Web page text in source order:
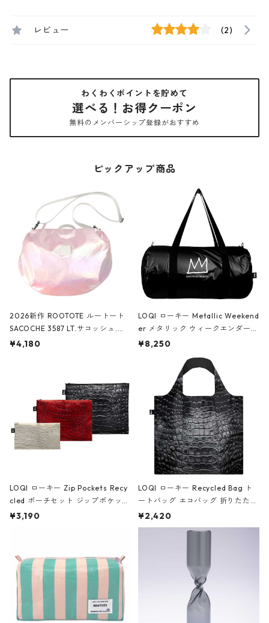
レビュー (2)
わくわくポイントを貯めて
選べる！お得クーポン
無料のメンバーシップ登録がおすすめ
ピックアップ商品
2026新作 ROOTOTE ルートート
SACOCHE 3587 LT.サコッシュ.ル
ミエ-B ショルダーバッグ グロスピ
¥4,180
LOQI ローキー Metallic Weekend
er メタリック ウィークエンダー
ボストンバッグ ショルダーバッグ
Black ジャン=ミッシェル・バスキ
ア/クラウン ブラック
¥8,250
LOQI ローキー Zip Pockets Recy
cled ポーチセット ジップポケット
ファスナーポーチ 撥水加工 トラベ
ーガンディー、オフホワイト
¥3,190
LOQI ローキー Recycled Bag ト
ートバッグ エコバッグ 折りたたみ
大きめ 撥水加工 収納ポーチ CRO
CODILE/Black クロコダイル/ブラ
¥2,420